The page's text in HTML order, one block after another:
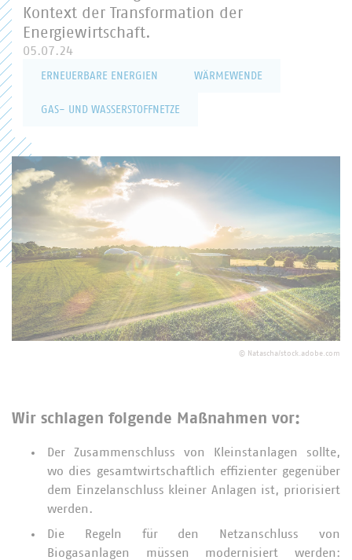
Kontext der Transformation der
Energiewirtschaft.
05.07.24
ERNEUERBARE ENERGIEN WÄRMEWENDE
GAS- UND WASSERSTOFFNETZE
© Natascha/stock.adobe.com
Wir schlagen folgende Maßnahmen vor:
Der Zusammenschluss von Kleinstanlagen sollte,
wo dies gesamtwirtschaftlich effizienter gegenüber
dem Einzelanschluss kleiner Anlagen ist, priorisiert
werden.
Die Regeln für den Netzanschluss von
Biogasanlagen müssen modernisiert werden: